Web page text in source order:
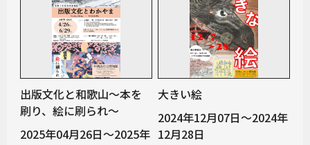
出版文化と和歌山～本を
刷り、絵に刷られ～
2025年04月26日～2025年
大きい絵
2024年12月07日～2024年
12月28日